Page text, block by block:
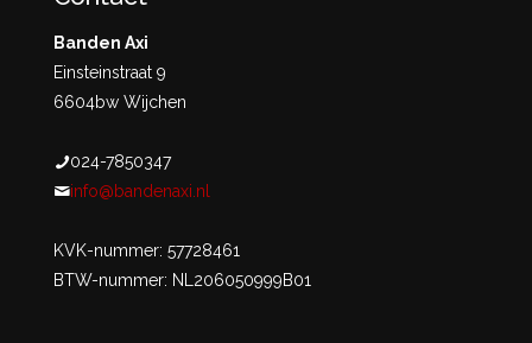
Banden Axi
Einsteinstraat 9
6604bw Wijchen
024-7850347
info@bandenaxi.nl
KVK-nummer: 57728461
BTW-nummer: NL206050999B01